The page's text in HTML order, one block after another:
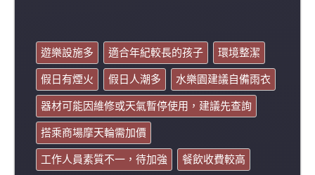
遊樂設施多 適合年紀較長的孩子
環境整潔
假日有煙火
假日人潮多
水樂園建議自備雨衣
器材可能因維修或天氣暫停使用，建議先查詢
搭乘商場摩天輪需加價
工作人員素質不一，待加強
餐飲收費較高